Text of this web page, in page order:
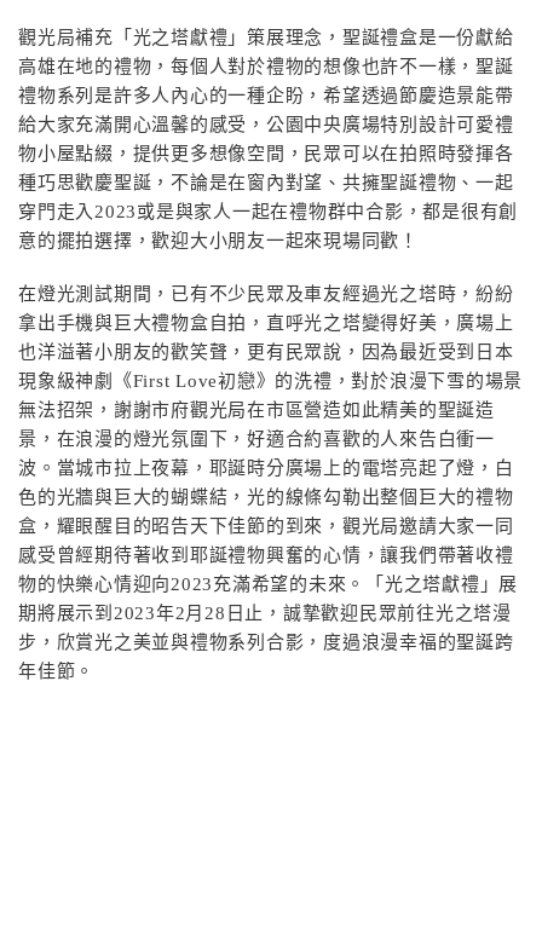
觀光局補充「光之塔獻禮」策展理念，聖誕禮盒是一份獻給
高雄在地的禮物，每個人對於禮物的想像也許不一樣，聖誕
禮物系列是許多人內心的一種企盼，希望透過節慶造景能帶
給大家充滿開心溫馨的感受，公園中央廣場特別設計可愛禮
物小屋點綴，提供更多想像空間，民眾可以在拍照時發揮各
種巧思歡慶聖誕，不論是在窗內對望、共擁聖誕禮物、一起
穿門走入2023或是與家人一起在禮物群中合影，都是很有創
意的擺拍選擇，歡迎大小朋友一起來現場同歡！
在燈光測試期間，已有不少民眾及車友經過光之塔時，紛紛
拿出手機與巨大禮物盒自拍，直呼光之塔變得好美，廣場上
也洋溢著小朋友的歡笑聲，更有民眾說，因為最近受到日本
現象級神劇《First Love初戀》的洗禮，對於浪漫下雪的場景
無法招架，謝謝市府觀光局在市區營造如此精美的聖誕造
景，在浪漫的燈光氛圍下，好適合約喜歡的人來告白衝一
波。當城市拉上夜幕，耶誕時分廣場上的電塔亮起了燈，白
色的光牆與巨大的蝴蝶結，光的線條勾勒出整個巨大的禮物
盒，耀眼醒目的昭告天下佳節的到來，觀光局邀請大家一同
感受曾經期待著收到耶誕禮物興奮的心情，讓我們帶著收禮
物的快樂心情迎向2023充滿希望的未來。「光之塔獻禮」展
期將展示到2023年2月28日止，誠摯歡迎民眾前往光之塔漫
步，欣賞光之美並與禮物系列合影，度過浪漫幸福的聖誕跨
年佳節。